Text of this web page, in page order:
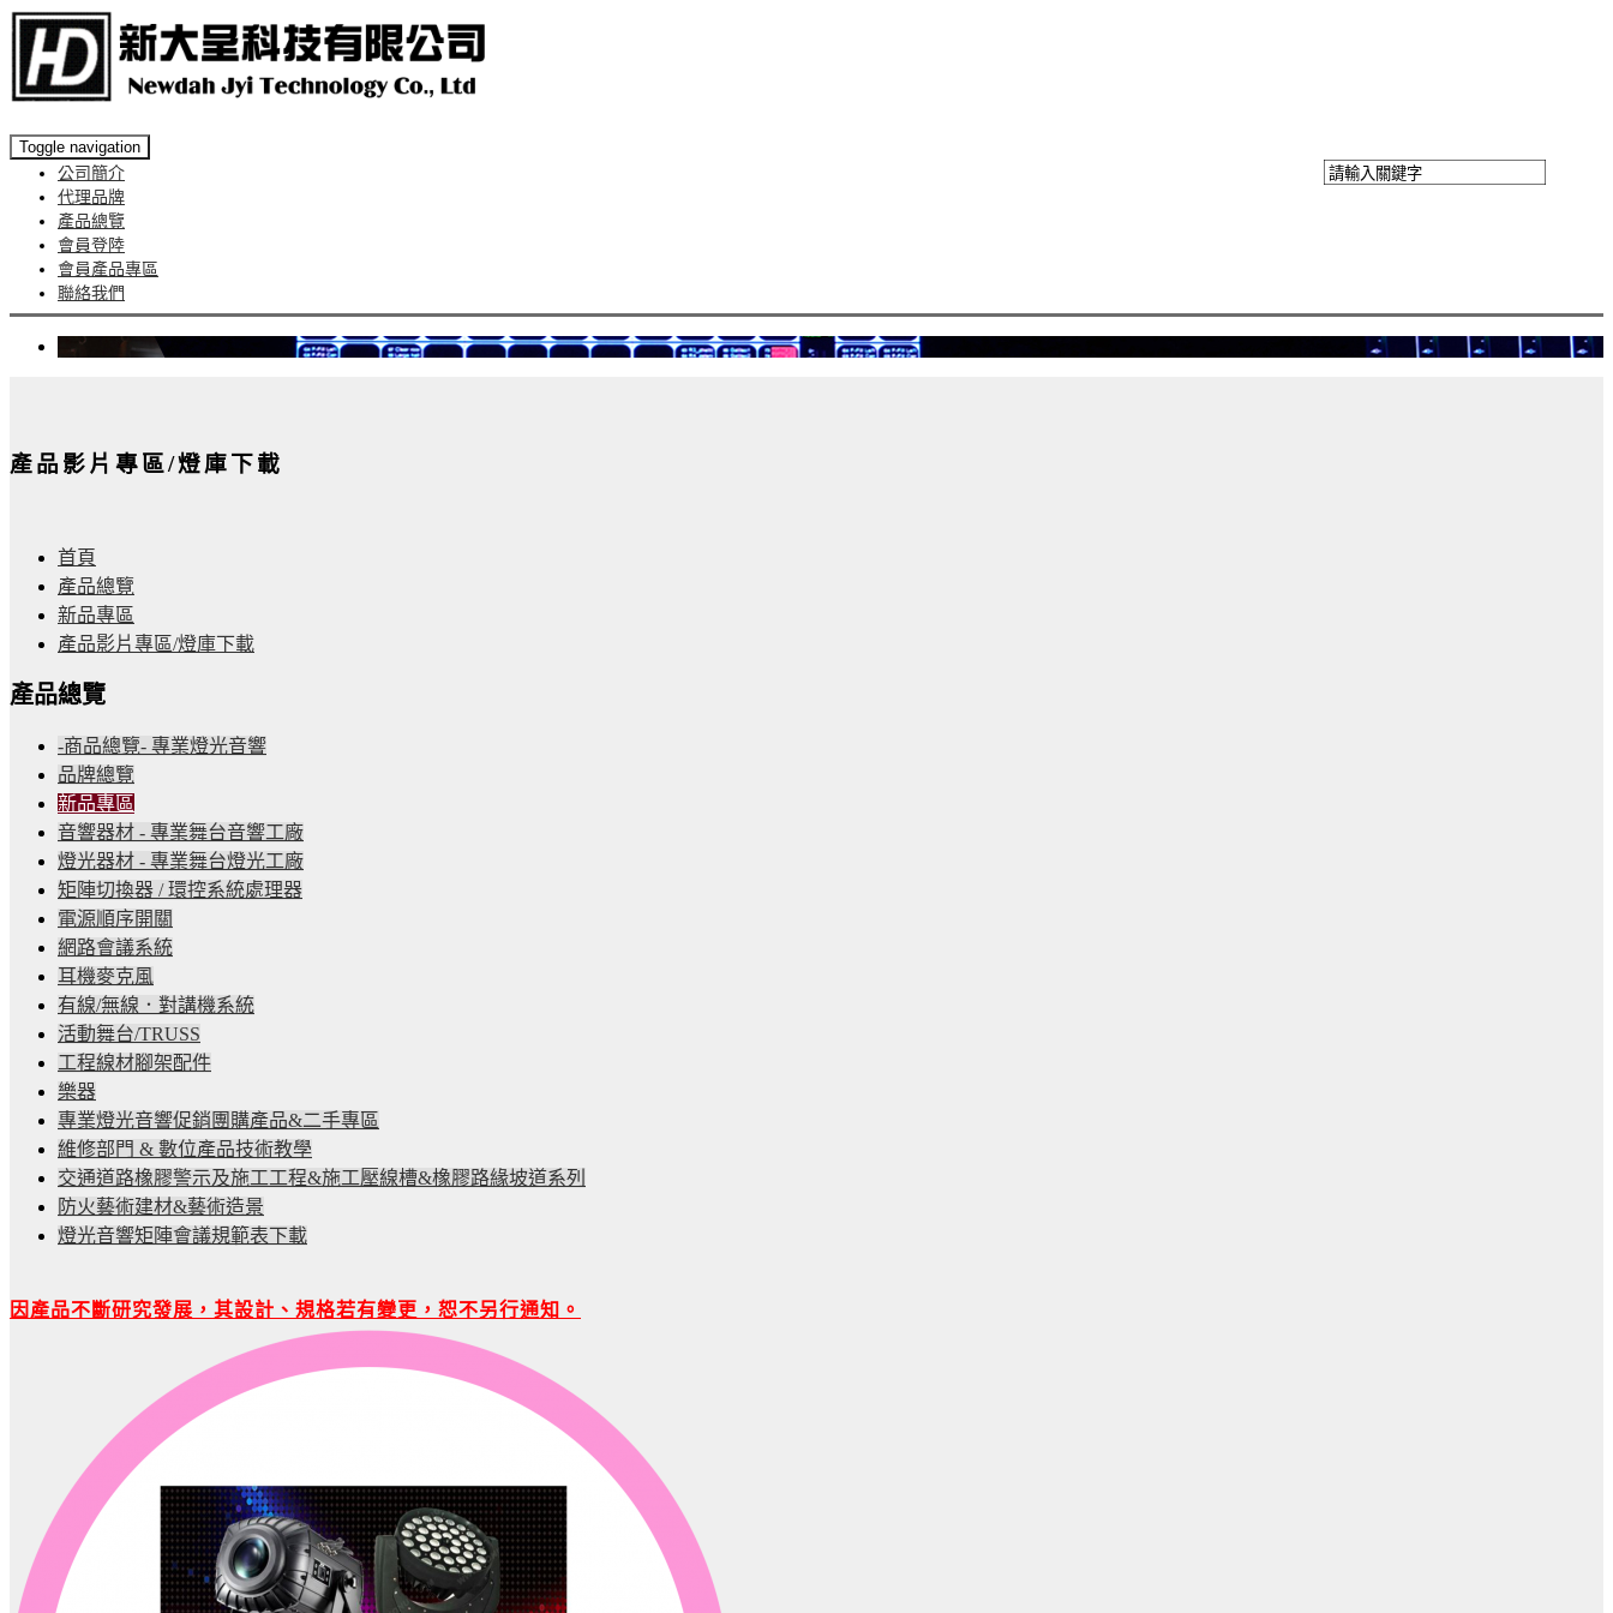
Toggle navigation
公司簡介
代理品牌
產品總覽
會員登陸
會員產品專區
聯絡我們
產品影片專區/燈庫下載
首頁
產品總覽
新品專區
產品影片專區/燈庫下載
產品總覽
-商品總覽- 專業燈光音響
品牌總覽
新品專區
音響器材 - 專業舞台音響工廠
燈光器材 - 專業舞台燈光工廠
矩陣切換器 / 環控系統處理器
電源順序開關
網路會議系統
耳機麥克風
有線/無線．對講機系統
活動舞台/TRUSS
工程線材腳架配件
樂器
專業燈光音響促銷團購產品&二手專區
維修部門 & 數位產品技術教學
交通道路橡膠警示及施工工程&施工壓線槽&橡膠路緣坡道系列
防火藝術建材&藝術造景
燈光音響矩陣會議規範表下載
因產品不斷研究發展，其設計、規格若有變更，恕不另行通知。